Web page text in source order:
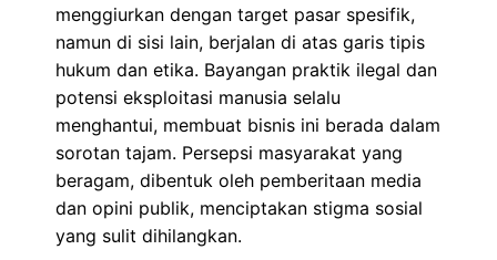
menggiurkan dengan target pasar spesifik,
namun di sisi lain, berjalan di atas garis tipis
hukum dan etika. Bayangan praktik ilegal dan
potensi eksploitasi manusia selalu
menghantui, membuat bisnis ini berada dalam
sorotan tajam. Persepsi masyarakat yang
beragam, dibentuk oleh pemberitaan media
dan opini publik, menciptakan stigma sosial
yang sulit dihilangkan.